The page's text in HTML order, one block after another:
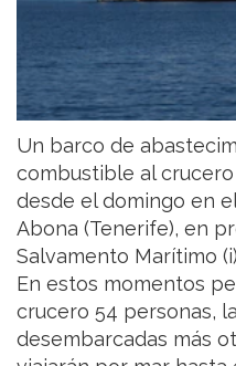
Un barco de
combustible al
desde el domingo en
Abona (Tenerife), en
Salvamento Marítimo
En estos momentos
crucero 54 personas,
desembarcadas más